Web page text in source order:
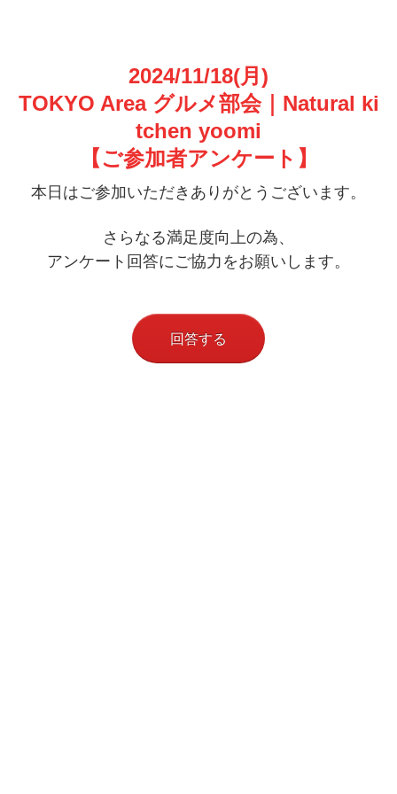
2024/11/18(月 )
TOKYO Area グルメ部会｜Natural ki
tchen yoomi
【ご参加者アンケート】
本日はご参加いただきありがとうございます。
さらなる満足度向上の為、
アンケート回答にご協力をお願いします。
回答する